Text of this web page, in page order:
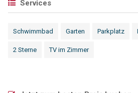
Services
Schwimmbad Garten Parkplatz
2 Sterne TV im Zimmer